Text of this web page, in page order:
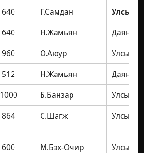
640 Г.Самдан
Улсын
640 Н.Жамьян
Даян
960 О.Аюур
Улсын
512 Н.Жамьян
Даян
1000 Б.Банзар
Улсын
864 С.Шагж Улсын
600 М.Бэх-Очир
Улсын